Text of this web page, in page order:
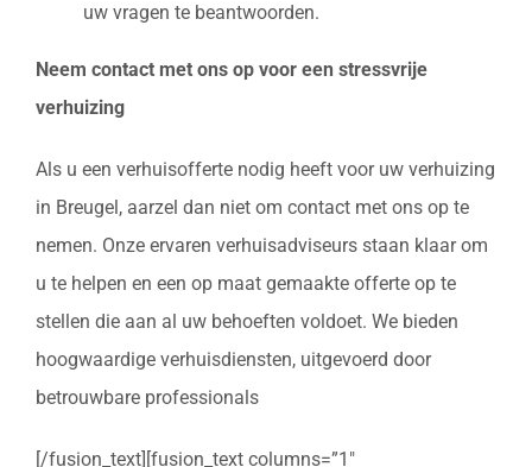
uw vragen te beantwoorden.
Neem contact met ons op voor een stressvrije
verhuizing
Als u een verhuisofferte nodig heeft voor uw verhuizing
in Breugel, aarzel dan niet om contact met ons op te
nemen. Onze ervaren verhuisadviseurs staan klaar om
u te helpen en een op maat gemaakte offerte op te
stellen die aan al uw behoeften voldoet. We bieden
hoogwaardige verhuisdiensten, uitgevoerd door
betrouwbare professionals
[/fusion_text][fusion_text columns=”1″